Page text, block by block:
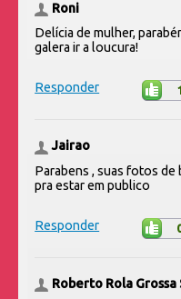
Roni
Delícia de mulher,
galera ir a loucura!
Responder 1
Jairao
Parabens , suas fotos de
pra estar em publico
Responder
Roberto Rola Grossa